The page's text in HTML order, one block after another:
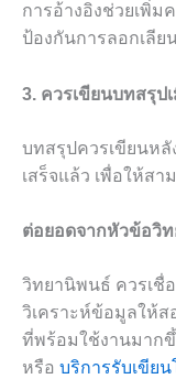
การอ้างอิงช่วยเพิ่ม
ป้องกันการลอกเลีย
3. ควรเขียนบทสรุป
บทสรุปควรเขียนหลั
เสร็จแล้ว เพื่อให้ส
ต่อยอดจากหัวข้อวิ
วิทยานิพนธ์ ควรเชื่
วิเคราะห์ข้อมูลให้ส
ที่พร้อมใช้งานมาก
หรือ บริการรับเขียน